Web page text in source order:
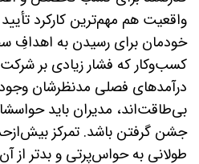
واقعیت هم مهم‌ترین کارکرد
خودمان برای رسیدن به اهدافِ
کسب‌وکار که فشار زیادی بر
درآمدهای فصلی مدنظرشان وجود
بی‌طاقت‌اند، مدیران باید
جشن گرفتن باشد. تمرکز
طولانی به حواس‌پرتی و بدتر از